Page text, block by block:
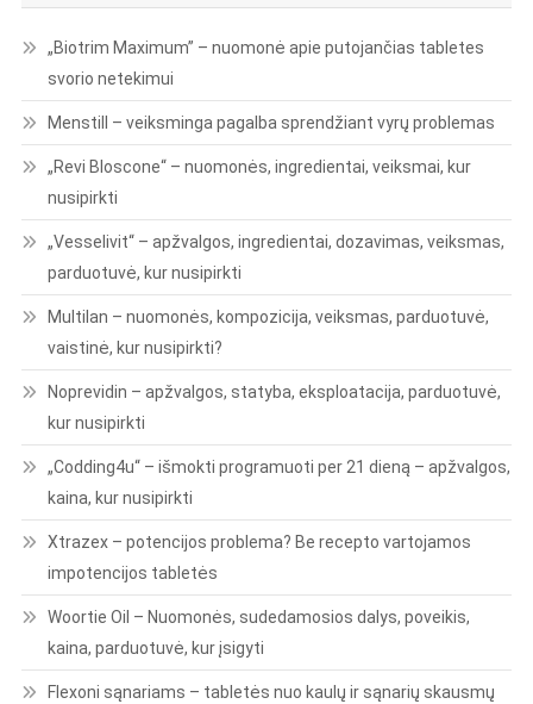
„Biotrim Maximum” – nuomonė apie putojančias tabletes
svorio netekimui
Menstill – veiksminga pagalba sprendžiant vyrų problemas
„Revi Bloscone“ – nuomonės, ingredientai, veiksmai, kur
nusipirkti
„Vesselivit“ – apžvalgos, ingredientai, dozavimas, veiksmas,
parduotuvė, kur nusipirkti
Multilan – nuomonės, kompozicija, veiksmas, parduotuvė,
vaistinė, kur nusipirkti?
Noprevidin – apžvalgos, statyba, eksploatacija, parduotuvė,
kur nusipirkti
„Codding4u“ – išmokti programuoti per 21 dieną – apžvalgos,
kaina, kur nusipirkti
Xtrazex – potencijos problema? Be recepto vartojamos
impotencijos tabletės
Woortie Oil – Nuomonės, sudedamosios dalys, poveikis,
kaina, parduotuvė, kur įsigyti
Flexoni sąnariams – tabletės nuo kaulų ir sąnarių skausmų